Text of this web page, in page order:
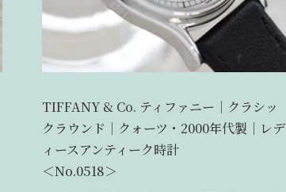
TIFFANY & Co. ティファニー｜クラシッ
クラウンド｜クォーツ・2000年代製｜レデ
ィースアンティーク時計
＜No.0518＞